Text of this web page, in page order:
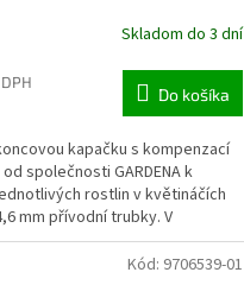
Skladom do 3 dní
Do košíka
kapačku s kompenzací
společnosti GARDENA k
rostlin v květináčích
mm přívodní trubky. V
s 13 mm...
Kód: 9706539-01